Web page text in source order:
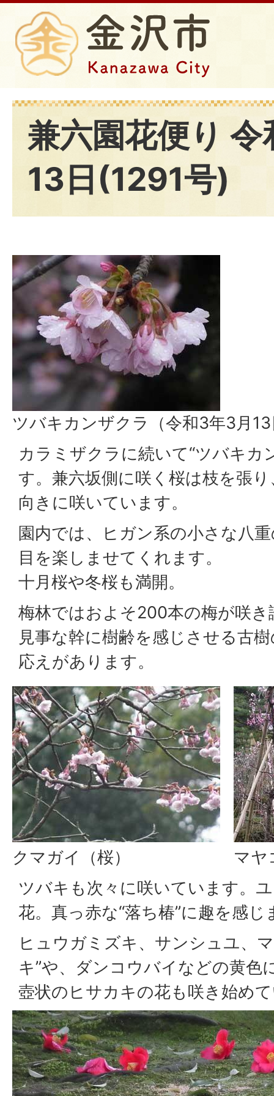
兼六園花便り
13日(1291号)
ツバキカンザクラ（令和3年3月
カラミザクラに続いて“ツバキカ
す。兼六坂側に咲く桜は枝を張
向きに咲いています。
園内では、ヒガン系の小さな八
目を楽しませてくれます。
十月桜や冬桜も満開。
梅林ではおよそ200本の梅が咲
見事な幹に樹齢を感じさせる古
応えがあります。
クマガイ（桜）
マヤ
ツバキも次々に咲いています。
花。真っ赤な“落ち椿”に趣を感じ
ヒュウガミズキ、サンシュユ、
キ”や、ダンコウバイなどの黄色
壺状のヒサカキの花も咲き始め